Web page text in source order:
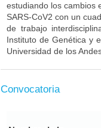
estudiando los cambios
SARS-CoV2 con un
de trabajo
Instituto de Genética y
Universidad de los
Convocatoria